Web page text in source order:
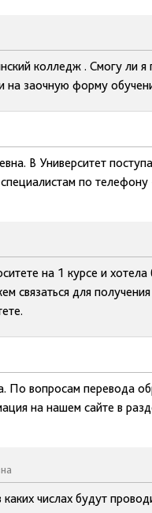
колледж . Смогу ли
на заочную форму
В Университет
по
на 1 курсе и
связаться для
По вопросам перевода
на нашем сайте в
числах будут